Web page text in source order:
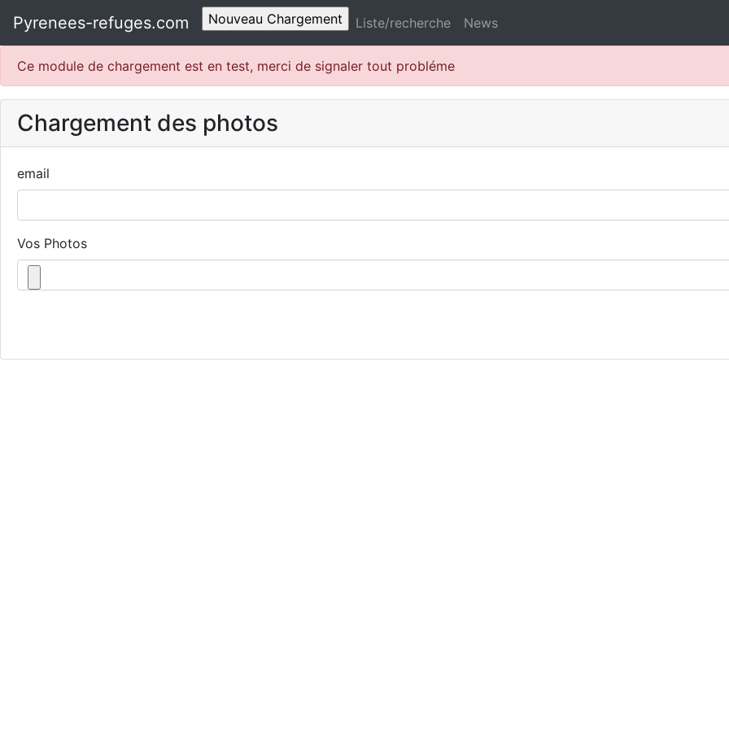
Pyrenees-refuges.com Liste/recherche News
Ce module de chargement est en test, merci de signaler tout probléme
Chargement des photos
email
Vos Photos